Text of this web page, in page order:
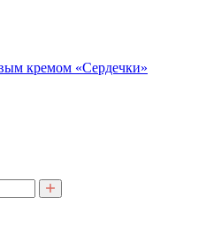
кремом «Сердечки»